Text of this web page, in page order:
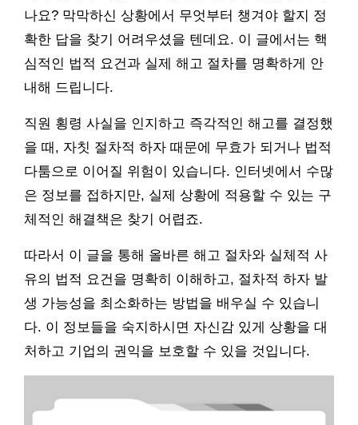
나요? 막막하신 상황에서 무엇부터 챙겨야 할지 정
확한 답을 찾기 어려우셨을 텐데요. 이 글에서는 핵
심적인 법적 요건과 실제 해고 절차를 명확하게 안
내해 드립니다.
직원 횡령 사실을 인지하고 즉각적인 해고를 결정했
을 때, 자칫 절차적 하자 때문에 무효가 되거나 법적
다툼으로 이어질 위험이 있습니다. 인터넷에서 수많
은 정보를 접하지만, 실제 상황에 적용할 수 있는 구
체적인 해결책은 찾기 어렵죠.
따라서 이 글을 통해 올바른 해고 절차와 실체적 사
유의 법적 요건을 명확히 이해하고, 절차적 하자 발
생 가능성을 최소화하는 방법을 배우실 수 있습니
다. 이 정보들을 숙지하시면 자신감 있게 상황을 대
처하고 기업의 권익을 보호할 수 있을 것입니다.